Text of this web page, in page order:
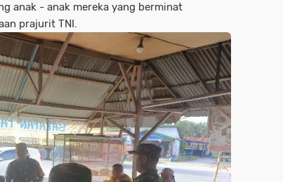
anak - anak mereka yang berminat
prajurit TNI.